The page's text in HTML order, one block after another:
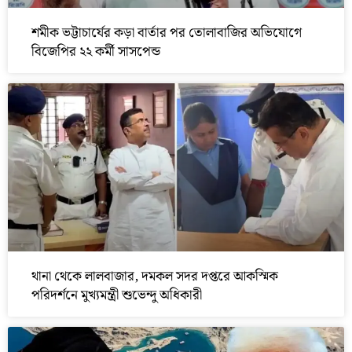
শমীক ভট্টাচার্যের কড়া বার্তার পর তোলাবাজির অভিযোগে
বিজেপির ২২ কর্মী সাসপেন্ড
থানা থেকে লালবাজার, দমকল সদর দপ্তরে আকস্মিক
পরিদর্শনে মুখ্যমন্ত্রী শুভেন্দু অধিকারী